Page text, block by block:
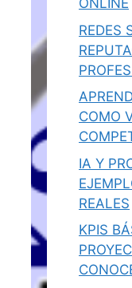
ONLINE
REDES
COMO
IA Y
REALES
KPIS